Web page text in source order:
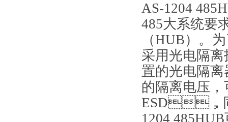
AS-1204
485大系统要
（HUB）
采用光电隔离
置的光电隔离
的隔离电压
ESD，同
1204 485HUB